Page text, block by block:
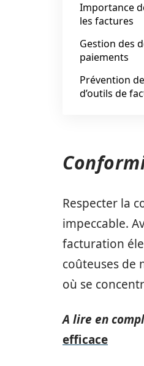
Importance
les factures
Gestion des
paiements
Prévention
d’outils de
Respecter la
impeccable.
facturation
coûteuses de
où se
A lire en
efficace